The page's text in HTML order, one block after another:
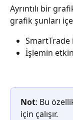
Ayrıntılı bir
grafik şunları
İşlemin
Not: Bu
için çalışır.